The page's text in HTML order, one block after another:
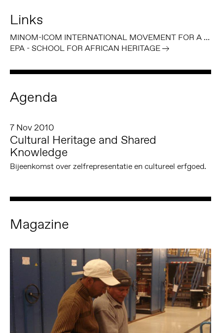
Links
MINOM-ICOM INTERNATIONAL MOVEMENT FOR A NEW MUSEOLOGY
EPA - SCHOOL FOR AFRICAN HERITAGE
Agenda
7 Nov 2010
Cultural Heritage and Shared
Knowledge
Bijeenkomst over zelfrepresentatie en cultureel erfgoed.
Magazine